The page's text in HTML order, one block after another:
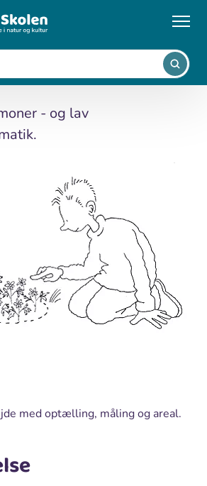
Anemone-matematik
matematik
- og lav
med optælling, måling og areal.